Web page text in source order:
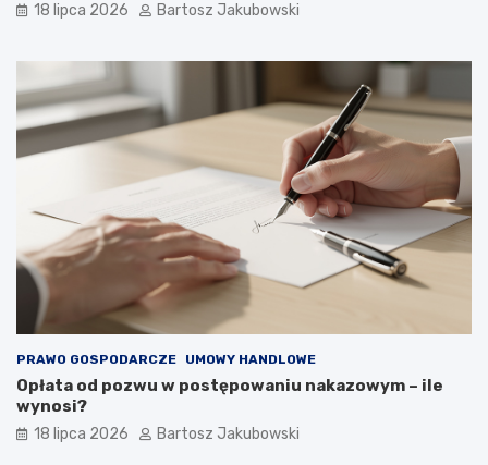
18 lipca 2026 Bartosz Jakubowski
PRAWO GOSPODARCZE UMOWY HANDLOWE
Opłata od pozwu w postępowaniu nakazowym – ile
wynosi?
18 lipca 2026 Bartosz Jakubowski